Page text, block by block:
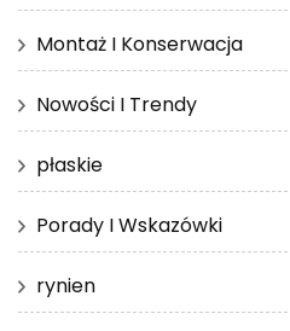
Montaż I Konserwacja
Nowości I Trendy
płaskie
Porady I Wskazówki
rynien